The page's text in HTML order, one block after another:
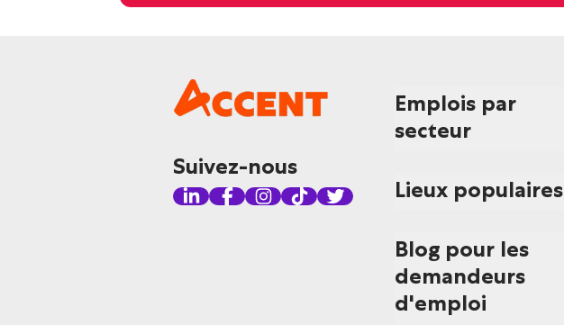
Suivez-nous
Emplois par
secteur
Lieux populaires
Blog pour les
demandeurs
d'emploi